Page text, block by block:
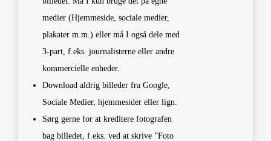
medier (Hjemmeside, sociale medier,
plakater m.m.) eller må I også dele med
3-part, f.eks. journalisterne eller andre
kommercielle enheder.
Download aldrig billeder fra Google,
Sociale Medier, hjemmesider eller lign.
Sørg gerne for at kreditere fotografen
bag billedet, f.eks. ved at skrive ”Foto